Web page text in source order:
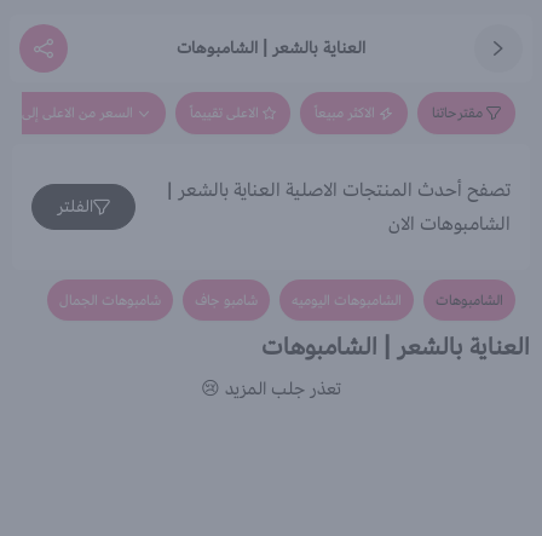
العناية بالشعر | الشامبوهات
مقترحاتنا الاكثر مبيعاً الاعلى تقييماً السعر من الاعلى إلى
تصفح أحدث المنتجات الاصلية العناية بالشعر |
الشامبوهات الان
الفلتر
الشامبوهات الشامبوهات اليوميه شامبو جاف شامبوهات الجمال
العناية بالشعر | الشامبوهات
تعذر جلب المزيد 😢